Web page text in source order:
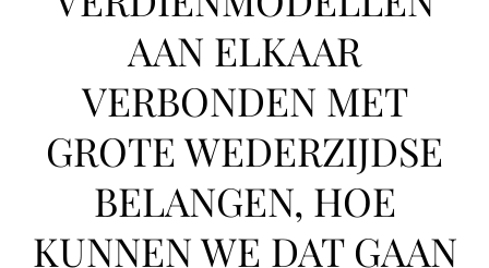
AAN ELKAAR
VERBONDEN MET
GROTE WEDERZIJDSE
BELANGEN, HOE
KUNNEN WE DAT GAAN